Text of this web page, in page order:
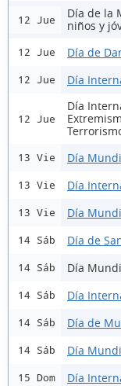
12 Jue
Día de la
niños y
12 Jue Día de
12 Jue Día
12 Jue
Día
13 Vie Día
13 Vie Día
13 Vie Día
14 Sáb Día de
14 Sáb Día
14 Sáb Día
14 Sáb Día de
14 Sáb Día
15 Dom Día